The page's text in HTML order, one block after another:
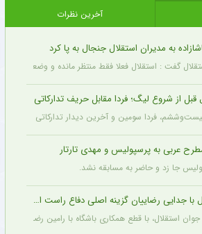
آخرین نظرات
به مدیران استقلال جنجال به پا کرد
گفت : استقلال فعلا فقط منتظر مانده و وضعیت
از شروع لیگ؛ فردا مقابل حریف تدارکاتی
فردا سومین و آخرین دیدار تدارکاتی خود را
عربی به پرسپولیس و مهدی تارتار
جا زد و حاضر به مسابقه نشد.
جدایی رضاییان گزینه اصلی دفاع راست این تیم
استقلال، با قطع همکاری باشگاه با رامین رضاییان،